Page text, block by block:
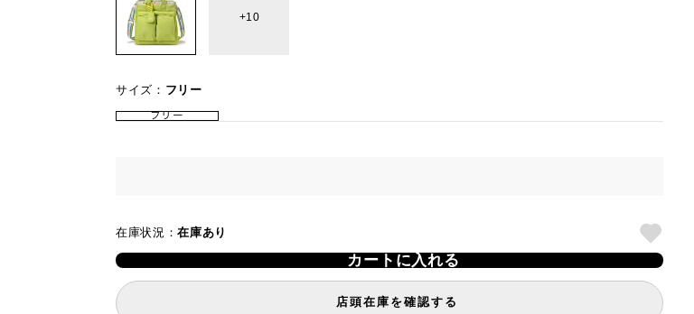
10
サイズ： フリー
フリー
在庫状況：在庫あり
カートに入れる
店頭在庫を確認する